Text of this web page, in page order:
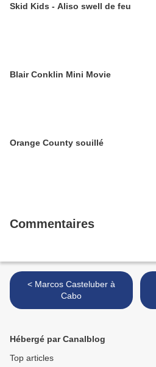
Skid Kids - Aliso swell de feu
Blair Conklin Mini Movie
Orange County souillé
Commentaires
< Marcos Casteluber à
Cabo
Hébergé par Canalblog
Top articles